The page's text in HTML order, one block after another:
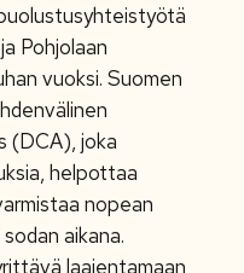
Pohjolaan
vuoksi. Suomen
(DCA), joka
helpottaa
nopean
aikana.
laajentamaan